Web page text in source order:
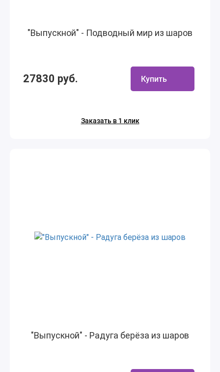
"Выпускной" - Подводный мир из шаров
27830 руб. Купить
Заказать в 1 клик
"Выпускной" - Радуга берёза из шаров